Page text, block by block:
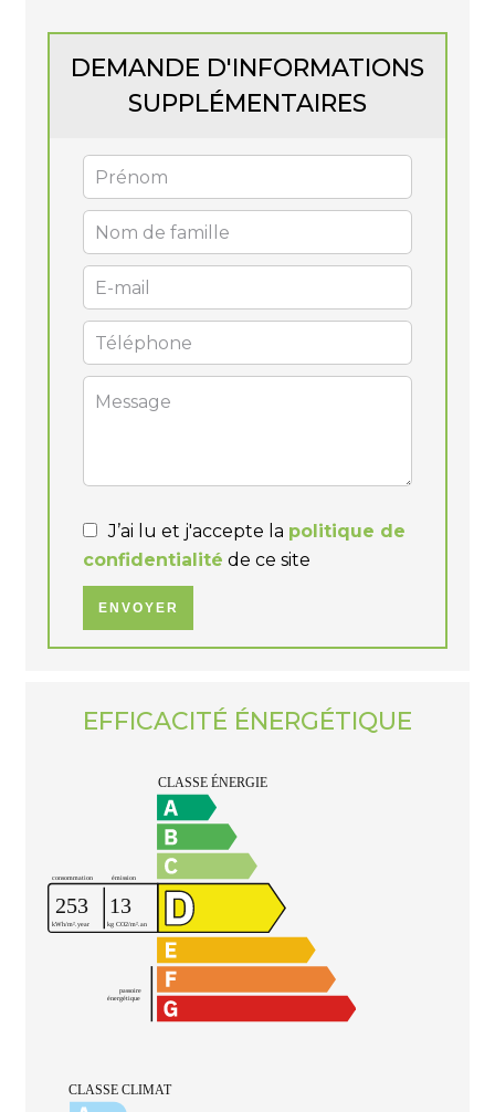
DEMANDE D'INFORMATIONS
SUPPLÉMENTAIRES
J’ai lu et j'accepte la politique de
confidentialité de ce site
ENVOYER
EFFICACITÉ ÉNERGÉTIQUE